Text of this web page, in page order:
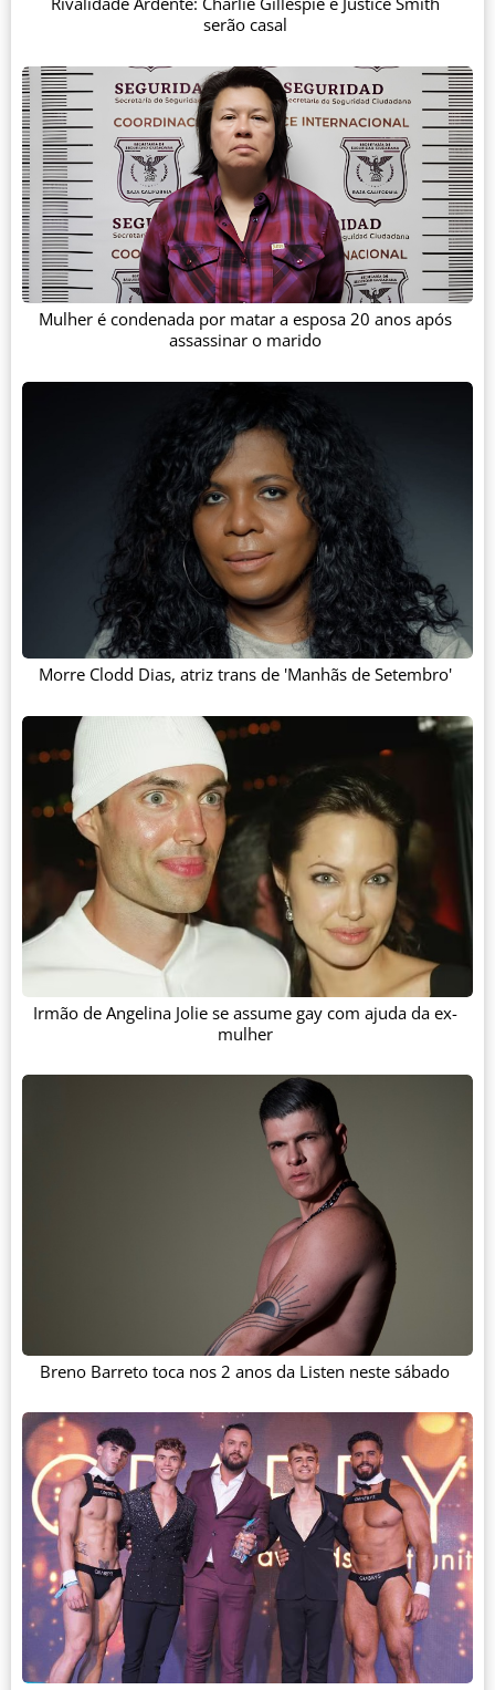
serão casal
Mulher é condenada por matar a esposa 20 anos após
assassinar o marido
Morre Clodd Dias, atriz trans de 'Manhãs de Setembro'
Irmão de Angelina Jolie se assume gay com ajuda da ex-
mulher
Breno Barreto toca nos 2 anos da Listen neste sábado